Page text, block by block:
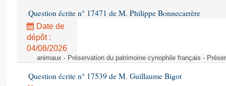
Question écrite n° 17471 de M. Philippe Bonnecarrère
Date de
dépôt :
04/08/2026
animaux - Préservation du patrimoine cynophile français -
Question écrite n° 17539 de M. Guillaume Bigot